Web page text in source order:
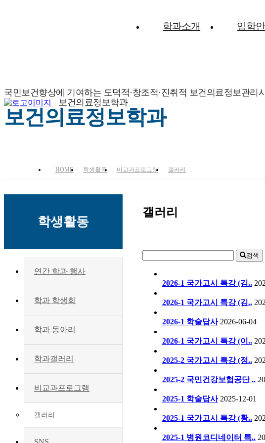
보건의료정보학과
학과소개 입학
국민보건향상에 기여하는 도덕적·창조적·진취적 보건의료정보관리
보건의료정보학과
HOME 학생활동 비교과프로그램 갤러리
학생활동
연간 학과 행사
학과 학생회
학과 동아리
학과갤러리
비교과프로그램
갤러리
갤러리
검색
2026-1 국가고시 특강 (김..
2026-1 국가고시 특강 (김..
2026-1 학술답사 2026-06-04
2026-1 국가고시 특강 (이..
2025-2 국가고시 특강 (정..
2025-2 국민건강보험공단 ..
2025-1 학술답사 2025-12-01
2025-1 국가고시 특강 (황..
2025-1 병원코디네이터 특..